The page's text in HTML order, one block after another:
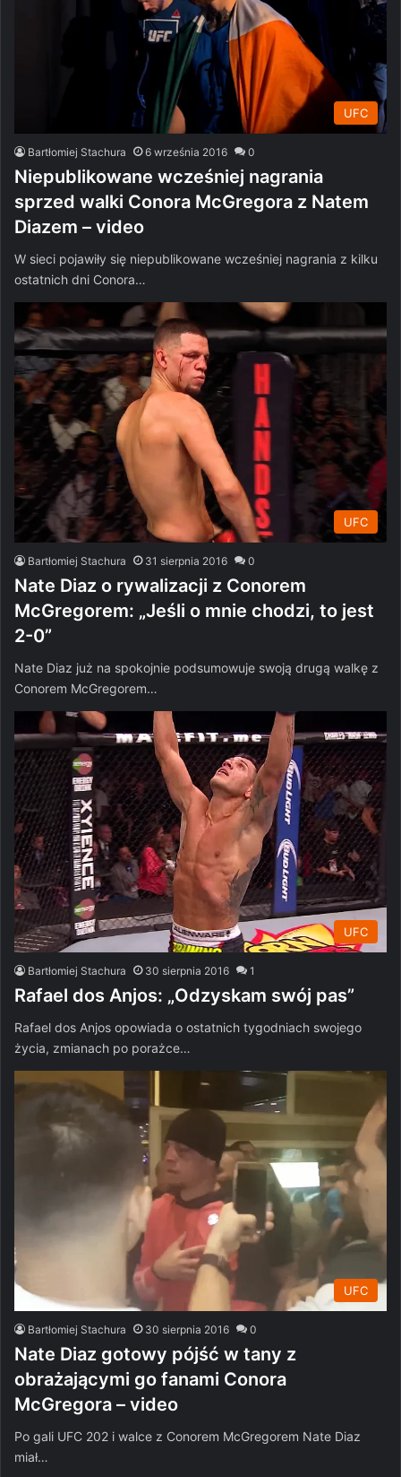
UFC
Bartłomiej Stachura 6 września 2016 0
Niepublikowane wcześniej nagrania
sprzed walki Conora McGregora z Natem
Diazem – video
W sieci pojawiły się niepublikowane wcześniej nagrania z kilku
ostatnich dni Conora…
UFC
Bartłomiej Stachura 31 sierpnia 2016 0
Nate Diaz o rywalizacji z Conorem
McGregorem: „Jeśli o mnie chodzi, to jest
2-0”
Nate Diaz już na spokojnie podsumowuje swoją drugą walkę z
Conorem McGregorem…
UFC
Bartłomiej Stachura 30 sierpnia 2016 1
Rafael dos Anjos: „Odzyskam swój pas”
Rafael dos Anjos opowiada o ostatnich tygodniach swojego
życia, zmianach po porażce…
UFC
Bartłomiej Stachura 30 sierpnia 2016 0
Nate Diaz gotowy pójść w tany z
obrażającymi go fanami Conora
McGregora – video
Po gali UFC 202 i walce z Conorem McGregorem Nate Diaz
miał…